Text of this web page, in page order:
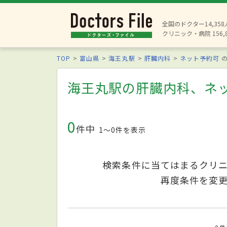
全国のドクター14,358
クリニック・病院
TOP 富山県 海王丸駅 肝臓内科 ネット予約可
海王丸駅の肝臓内科、ネ
0件中 1〜0件を表示
検索条件に当てはまるクリ
再度条件を変